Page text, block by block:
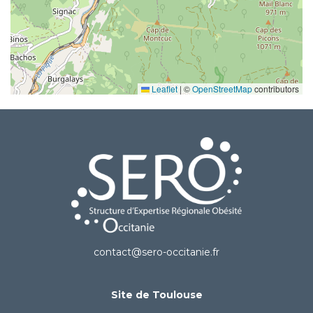
Leaflet | ©OpenStreetMapcontributors
contact@sero-occitanie.fr
Site de Toulouse